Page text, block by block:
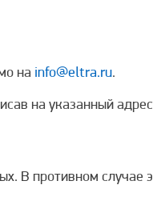
на info@eltra.ru.
на указанный
В противном случае